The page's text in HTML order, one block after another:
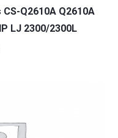
Q2610A Q2610A
LJ 2300/2300L